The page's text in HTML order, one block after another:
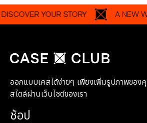
YOUR STORY A NEW WAY
ออกแบบเคสได้ง่ายๆ เพียงเพิ่มรูปภาพของ
สไตล์ผ่านเว็บไซต์ของเรา
ช้อป